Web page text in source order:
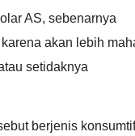
AS, sebenarnya
akan lebih
setidaknya
berjenis konsumtif